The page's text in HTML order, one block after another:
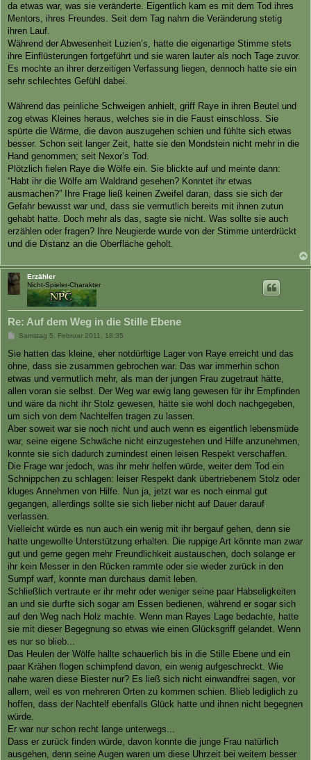
da etwas war, was sie veränderte. Eigentlich kam es mit dem Tod ihres
Mentors, ihres Freundes. Seit dem Tag nahm die Veränderung stetig
ihren Lauf.
Während der Abwesenheit Luzien’s, hatte die eigenartige Stimme stets
ihre Einflüsterungen fortgeführt und sie waren lauter als noch Tage zuvor.
Es mochte an ihrer derzeitigen Verfassung liegen, dennoch hatte sie ein
sehr schlechtes Gefühl dabei.
Während das peinliche Schweigen anhielt, griff Raye in ihren Beutel und
zog etwas Kleines heraus, welches sie in die Faust einschloss. Sie
spürte die Wärme, die davon auszugehen schien und fühlte sich etwas
besser. Schon seit langer Zeit, hatte sie den Mondstein nicht mehr in die
Hand genommen; seit Nexor’s Tod.
Plötzlich fielen Raye die Wölfe ein. Sie blickte auf und meinte dann:
“Habt ihr die Wölfe am Waldrand gesehen? Konntet ihr etwas
ausmachen?” Ihre Frage ließ keinen Zweifel daran, dass sie sich der
Gefahr bewusst war und, dass sie vermutlich bereits mit ihnen zutun
gehabt hatte. Doch mehr als das, sagte sie nicht. Was sollte sie auch
erzählen oder fragen? Ihre Neugierde wurde von der Stimme unterdrückt
und die Distanz an die Oberfläche geholt.
Erzähler
Nicht-Spieler-Charakter
Re: Auf dem Weg in die Stille Ebene
B
i
r
a
Samstag 5. Februar 2011, 18:35
Sie hatten das kleine, eher notdürftige Lager von Raye erreicht und das
ohne, dass sie zusammen gebrochen war. Das war immerhin schon
etwas und vermutlich mehr, als man der jungen Frau zugetraut hätte,
allen voran sie selbst. Der Weg war ewig lang gewesen für ihr Empfinden
und wäre da nicht ihr Stolz gewesen, hätte sie wohl doch nachgegeben,
um sich von dem Nachtelfen tragen zu lassen.
Aber soweit war sie noch nicht und auch wenn es eigentlich lebensmüde
war, seine eigene Schwäche nicht einzugestehen und Hilfe anzunehmen,
konnte sie sich dadurch zumindest einen leisen Respekt verschaffen.
Die Frage war jedoch, was ihr mehr helfen würde, weiter dem Tod ein
Schnippchen zu schlagen: leiser Respekt dank übertriebenem Stolz oder
kluges Annehmen von Hilfe. Nun ja, jetzt war es noch einmal gut
gegangen, allerdings sollte sie sich lieber nicht auf Dauer darauf
verlassen.
Vielleicht würde es nun auch ein wenig mit ihr bergauf gehen, denn sie
hatte ungewollte Unterstützung erhalten. Die ruppige Art könnte man zwar
gut und gerne gegen mehr Freundlichkeit austauschen, doch solange er
ihr kein Messer in den Rücken rammte oder sie wieder zurück in den
Sumpf warf, konnte man durchaus damit leben.
Schließlich vertraute er ihr mehr oder weniger seine paar Habseligkeiten
an und sie durfte sich sogar am Essen bedienen, während er sogar sich
auf den Weg nach Holz machte. Wenn man Rayes Lage bedachte, hatte
sie mit dieser Begegnung so etwas wie einen Glücksgriff gelandet. Wenn
es nur so blieb...
Das Heulen der Wölfe hallte schauerlich bis in die Stille Ebene und ein
paar Krähen flogen schimpfend davon, ein wenig aufgeschreckt. Wie
nahe waren diese Biester nur? Es ließ sich nicht einwandfrei sagen, vor
allem, weil es von mehreren Orten zu kommen schien. Blieb lediglich zu
hoffen, dass der Nachtelf ebenfalls Glück hatte und ihnen nicht begegnen
würde.
Er war nur schon recht lange unterwegs...
Dass er zurück finden würde, davon konnte die junge Frau natürlich
ausgehen, denn seine Augen waren um diese Uhrzeit bei weitem besser